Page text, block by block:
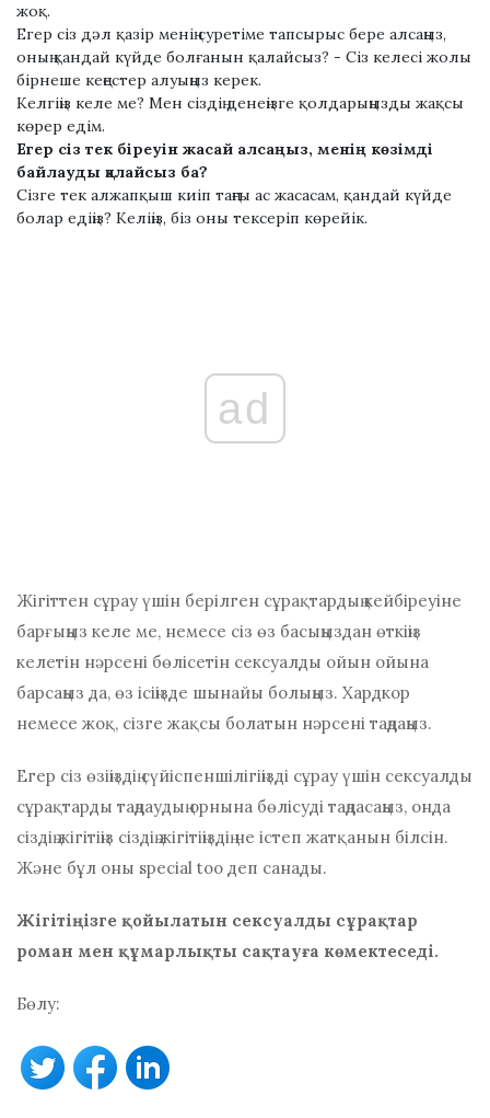
жоқ.
Егер сіз дәл қазір менің суретіме тапсырыс бере алсаңыз,
оның қандай күйде болғанын қалайсыз? - Сіз келесі жолы
бірнеше кеңестер алуыңыз керек.
Келгіңіз келе ме? Мен сіздің денеңізге қолдарыңызды жақсы
көрер едім.
Егер сіз тек біреуін жасай алсаңыз, менің көзімді
байлауды қалайсыз ба?
Сізге тек алжапқыш киіп таңғы ас жасасам, қандай күйде
болар едіңіз? Келіңіз, біз оны тексеріп көрейік.
ad
Жігіттен сұрау үшін берілген сұрақтардың кейбіреуіне
барғыңыз келе ме, немесе сіз өз басыңыздан өткіңіз
келетін нәрсені бөлісетін сексуалды ойын ойына
барсаңыз да, өз ісіңізде шынайы болыңыз. Хардкор
немесе жоқ, сізге жақсы болатын нәрсені таңдаңыз.
Егер сіз өзіңіздің сүйіспеншілігіңізді сұрау үшін сексуалды
сұрақтарды таңдаудың орнына бөлісуді таңдасаңыз, онда
сіздің жігітіңіз сіздің жігітіңіздің не істеп жатқанын білсін.
Және бұл оны ѕресіаl tоо деп санады.
Жігітіңізге қойылатын сексуалды сұрақтар
роман мен құмарлықты сақтауға көмектеседі.
Бөлу: